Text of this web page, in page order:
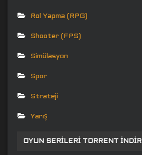
Rol Yapma (RPG)
Shooter (FPS)
Simülasyon
Spor
Strateji
Yarış
OYUN SERILERI TORRENT İNDIR